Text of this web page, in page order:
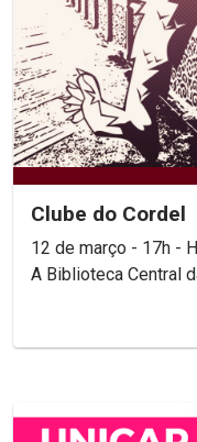
Clube do Cordel
12 de março - 17h -
A Biblioteca Central